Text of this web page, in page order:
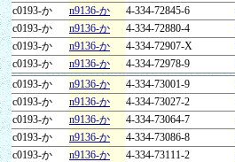
c0193-か
n9136-か 4-334-72845-6
c0193-か
n9136-か 4-334-72880-4
c0193-か
n9136-か 4-334-72907-X
c0193-か
n9136-か 4-334-72978-9
c0193-か
n9136-か 4-334-73001-9
c0193-か
n9136-か 4-334-73027-2
c0193-か
n9136-か 4-334-73064-7
c0193-か
n9136-か 4-334-73086-8
c0193-か
n9136-か 4-334-73111-2